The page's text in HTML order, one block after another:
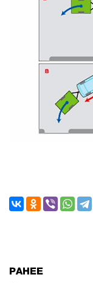
РАНЕЕ